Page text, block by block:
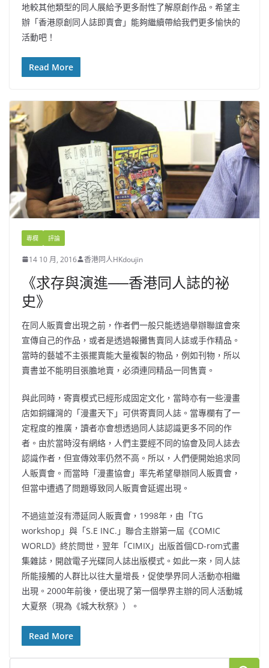
地較其他類型的同人展給予更多耐性了解原創作品。希望主
辦「香港原創同人誌即賣會」能夠繼續帶給我們更多愉快的
活動吧！
Read More
專欄 評論
14 10 月, 2016 香港同人HKdoujin
《求存與演進──香港同人誌的祕
史》
在同人販賣會出現之前，作者們一般只能透過舉辦聯誼會來
宣傳自己的作品，或者是透過報攤售賣同人誌或手作精品。
當時的藝墟不主張擺賣能大量複製的物品，例如刊物，所以
賣書並不能明目張膽地賣，必須連同精品一同售賣。
與此同時，寄賣模式已經形成固定文化，當時亦有一些漫畫
店如銅鑼灣的「漫畫天下」可供寄賣同人誌。當專欄有了一
定程度的推廣，讀者亦會想透過同人誌認識更多不同的作
者。由於當時沒有網絡，人們主要經不同的協會及同人誌去
認識作者，但宣傳效率仍然不高。所以，人們便開始追求同
人販賣會。而當時「漫畫協會」率先希望舉辦同人販賣會，
但當中遭遇了問題導致同人販賣會延遲出現。
不過這並沒有滯延同人販賣會，1998年，由「TG
workshop」與「S.E INC.」聯合主辦第一屆《COMIC
WORLD》終於問世，翌年「CIMIX」出版首個CD-rom式畫
集雜誌，開啟電子光碟同人誌出版模式。如此一來，同人誌
所能接觸的人群比以往大量增長，促使學界同人活動亦相繼
出現。2000年前後，便出現了第一個學界主辦的同人活動城
大夏祭（現為《城大秋祭》）。
Read More